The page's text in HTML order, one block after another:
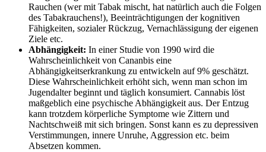
Rauchen (wer mit Tabak mischt, hat natürlich auch die Folgen
des Tabakrauchens!), Beeinträchtigungen der kognitiven
Fähigkeiten, sozialer Rückzug, Vernachlässigung der eigenen
Ziele etc.
Abhängigkeit: In einer Studie von 1990 wird die
Wahrscheinlichkeit von Cananbis eine
Abhängigkeitserkrankung zu entwickeln auf 9% geschätzt.
Diese Wahrscheinlichkeit erhöht sich, wenn man schon im
Jugendalter beginnt und täglich konsumiert. Cannabis löst
maßgeblich eine psychische Abhängigkeit aus. Der Entzug
kann trotzdem körperliche Symptome wie Zittern und
Nachtschweiß mit sich bringen. Sonst kann es zu depressiven
Verstimmungen, innere Unruhe, Aggression etc. beim
Absetzen kommen.